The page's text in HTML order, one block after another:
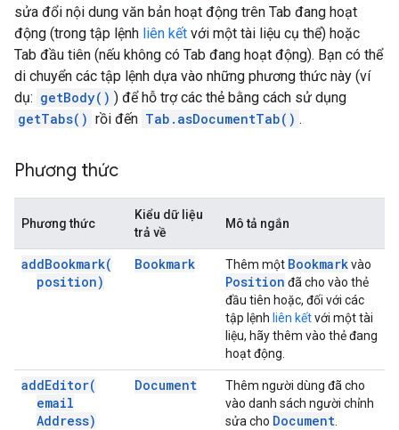
sửa đổi nội dung văn bản hoạt động trên Tab đang hoạt
động (trong tập lệnh liên kết với một tài liệu cụ thể) hoặc
Tab đầu tiên (nếu không có Tab đang hoạt động). Bạn có thể
di chuyển các tập lệnh dựa vào những phương thức này (ví
dụ: getBody() ) để hỗ trợ các thẻ bằng cách sử dụng
getTabs() rồi đến Tab.asDocumentTab() .
Phương thức
Phương thức
Kiểu dữ liệu
trả về
Mô tả ngắn
addBookmark(
position)
Bookmark Thêm một Bookmarkvào
Position đã cho vào thẻ
đầu tiên hoặc, đối với các
tập lệnh liên kếtvới một tài
liệu, hãy thêm vào thẻ đang
hoạt động.
addEditor(
email
Address)
Document
Thêm người dùng đã cho
vào danh sách người chỉnh
sửa cho Document